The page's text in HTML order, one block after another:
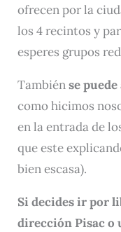
ofrecen por la
los 4 recintos y
esperes grupos
Tambiénse
como hicimos
en la entrada de
que este
bien escasa).
Si decides ir por
dirección Pisaco